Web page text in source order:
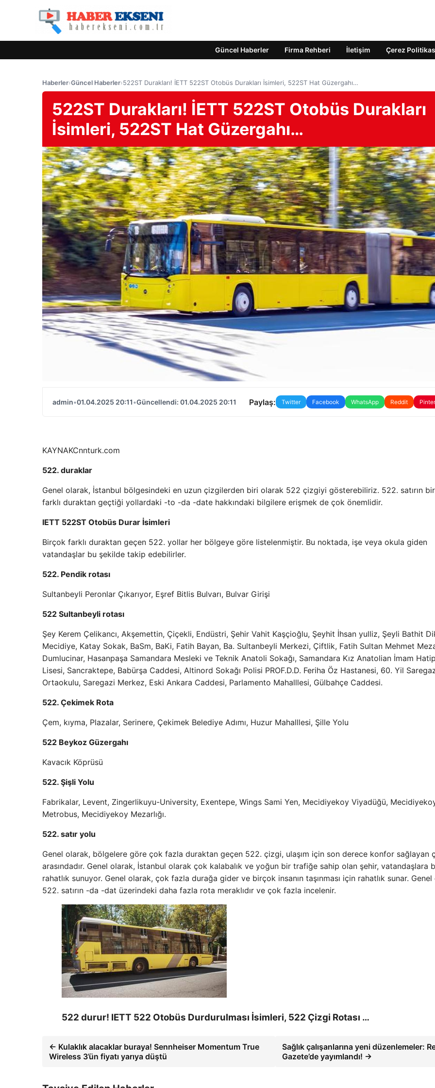
Güncel Haberler Firma Rehberi İletişim Çerez
Haberler›Güncel Haberler›522ST Durakları! İETT 522ST Otobüs Durakları İsimleri, 522ST Hat Güzergahı…
522ST Durakları! İETT 522ST Otobüs Durakları
İsimleri, 522ST Hat Güzergahı…
admin•01.04.2025 20:11•Güncellendi: 01.04.2025 20:11 Paylaş: Twitter Facebook WhatsApp Reddit
KAYNAKCnnturk.com
522. duraklar
Genel olarak, İstanbul bölgesindeki en uzun çizgilerden biri olarak 522 çizgiyi gösterebiliriz. 522. satırın
farklı duraktan geçtiği yollardaki -to -da -date hakkındaki bilgilere erişmek de çok önemlidir.
IETT 522ST Otobüs Durar İsimleri
Birçok farklı duraktan geçen 522. yollar her bölgeye göre listelenmiştir. Bu noktada, işe veya okula giden
vatandaşlar bu şekilde takip edebilirler.
522. Pendik rotası
Sultanbeyli Peronlar Çıkarıyor, Eşref Bitlis Bulvarı, Bulvar Girişi
522 Sultanbeyli rotası
Şey Kerem Çelikancı, Akşemettin, Çiçekli, Endüstri, Şehir Vahit Kaşçioğlu, Şeyhit İhsan yulliz, Şeyli Bathit
Mecidiye, Katay Sokak, BaSm, BaKi, Fatih Bayan, Ba. Sultanbeyli Merkezi, Çiftlik, Fatih Sultan Mehmet
Dumlucinar, Hasanpaşa Samandara Mesleki ve Teknik Anatoli Sokağı, Samandara Kız Anatolian İmam Hatip
Lisesi, Sancraktepe, Babürşa Caddesi, Altinord Sokağı Polisi PROF.D.D. Feriha Öz Hastanesi, 60. Yil
Ortaokulu, Saregazi Merkez, Eski Ankara Caddesi, Parlamento Mahalllesi, Gülbahçe Caddesi.
522. Çekimek Rota
Çem, kıyma, Plazalar, Serinere, Çekimek Belediye Adımı, Huzur Mahalllesi, Şille Yolu
522 Beykoz Güzergahı
Kavacık Köprüsü
522. Şişli Yolu
Fabrikalar, Levent, Zingerlikuyu-University, Exentepe, Wings Sami Yen, Mecidiyekoy Viyadüğü,
Metrobus, Mecidiyekoy Mezarlığı.
522. satır yolu
Genel olarak, bölgelere göre çok fazla duraktan geçen 522. çizgi, ulaşım için son derece konfor sağlayan
arasındadır. Genel olarak, İstanbul olarak çok kalabalık ve yoğun bir trafiğe sahip olan şehir, vatandaşlara
rahatlık sunuyor. Genel olarak, çok fazla durağa gider ve birçok insanın taşınması için rahatlık sunar. Genel
522. satırın -da -dat üzerindeki daha fazla rota meraklıdır ve çok fazla incelenir.
522 durur! IETT 522 Otobüs Durdurulması İsimleri, 522 Çizgi Rotası …
← Kulaklık alacaklar buraya! Sennheiser Momentum True
Wireless 3’ün fiyatı yarıya düştü
Sağlık çalışanlarına yeni düzenlemeler:
Gazete’de yayımlandı! →